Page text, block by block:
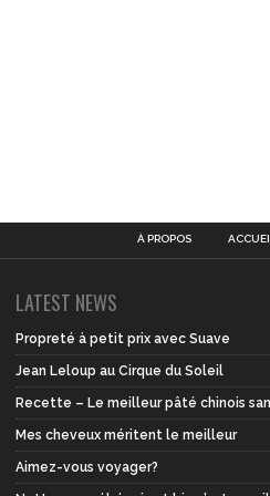
À PROPOS
LATEST NEWS
Propreté à petit prix avec Suave
Jean Leloup au Cirque du Soleil
Recette – Le meilleur pâté chinois
Mes cheveux méritent le meilleur
Aimez-vous voyager?